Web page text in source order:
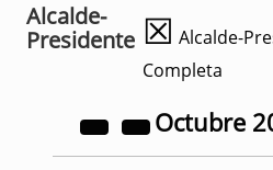
Alcalde-
Presidente ☒ Alcalde-
Completa
Octubre